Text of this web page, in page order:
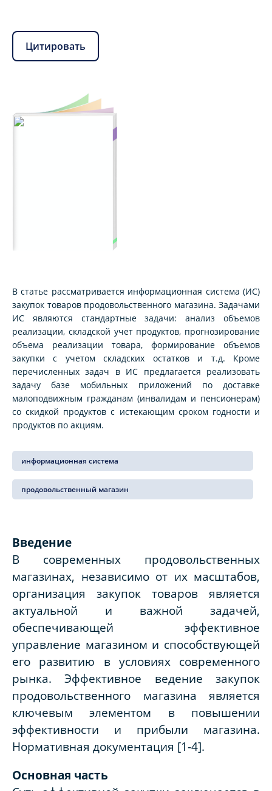
Цитировать
В статье рассматривается информационная система (ИС)
закупок товаров продовольственного магазина. Задачами
ИС являются стандартные задачи: анализ объемов
реализации, складской учет продуктов, прогнозирование
объема реализации товара, формирование объемов
закупки с учетом складских остатков и т.д. Кроме
перечисленных задач в ИС предлагается реализовать
задачу базе мобильных приложений по доставке
малоподвижным гражданам (инвалидам и пенсионерам)
со скидкой продуктов с истекающим сроком годности и
продуктов по акциям.
информационная система
продовольственный магазин
Введение
В современных продовольственных
магазинах, независимо от их масштабов,
организация закупок товаров является
актуальной и важной задачей,
обеспечивающей эффективное
управление магазином и способствующей
его развитию в условиях современного
рынка. Эффективное ведение закупок
продовольственного магазина является
ключевым элементом в повышении
эффективности и прибыли магазина.
Нормативная документация [1-4].
Основная часть